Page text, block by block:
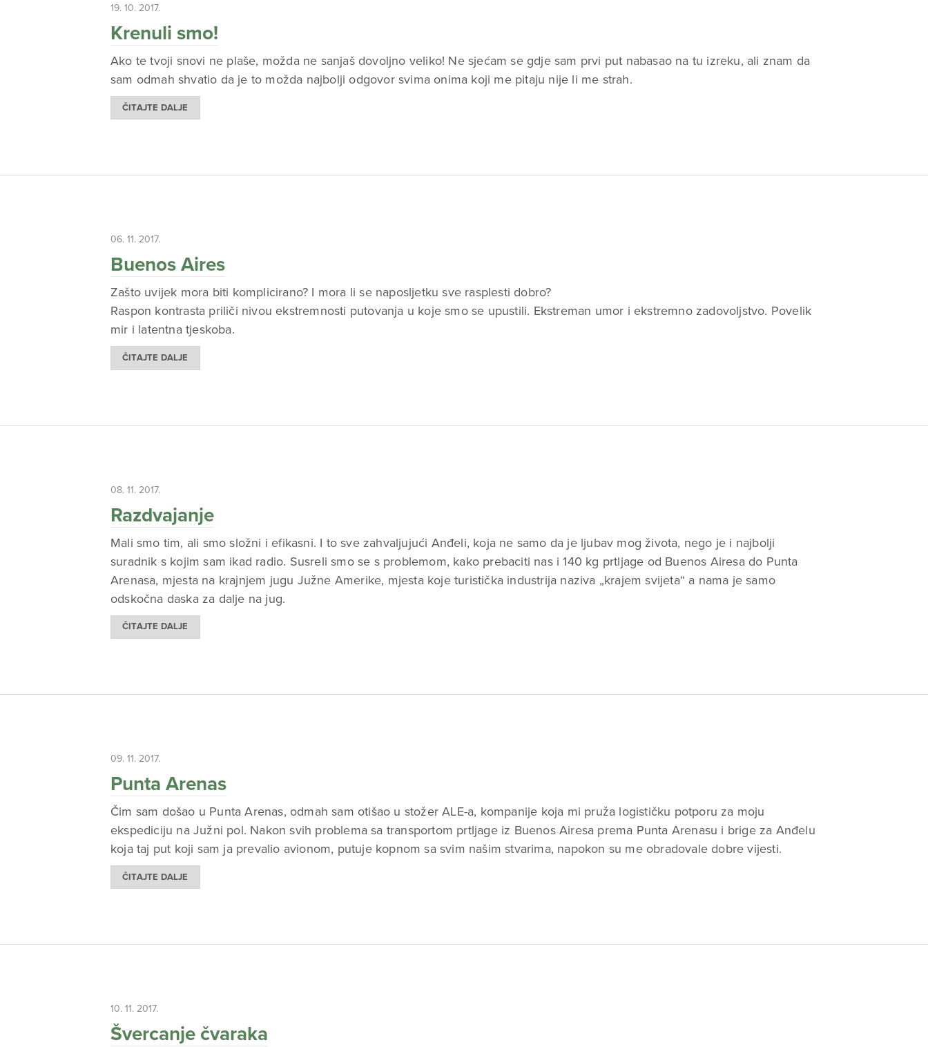
19. 10. 2017.
Krenuli smo!
Ako te tvoji snovi ne plaše, možda ne sanjaš dovoljno veliko! Ne sjećam se gdje sam prvi put nabasao na tu izreku, ali znam da
sam odmah shvatio da je to možda najbolji odgovor svima onima koji me pitaju nije li me strah.
ČITAJTE DALJE
06. 11. 2017.
Buenos Aires
Zašto uvijek mora biti komplicirano? I mora li se naposljetku sve rasplesti dobro?
Raspon kontrasta priliči nivou ekstremnosti putovanja u koje smo se upustili. Ekstreman umor i ekstremno zadovoljstvo. Povelik
mir i latentna tjeskoba.
ČITAJTE DALJE
08. 11. 2017.
Razdvajanje
Mali smo tim, ali smo složni i efikasni. I to sve zahvaljujući Anđeli, koja ne samo da je ljubav mog života, nego je i najbolji
suradnik s kojim sam ikad radio. Susreli smo se s problemom, kako prebaciti nas i 140 kg prtljage od Buenos Airesa do Punta
Arenasa, mjesta na krajnjem jugu Južne Amerike, mjesta koje turistička industrija naziva „krajem svijeta“ a nama je samo
odskočna daska za dalje na jug.
ČITAJTE DALJE
09. 11. 2017.
Punta Arenas
Čim sam došao u Punta Arenas, odmah sam otišao u stožer ALE-a, kompanije koja mi pruža logističku potporu za moju
ekspediciju na Južni pol. Nakon svih problema sa transportom prtljage iz Buenos Airesa prema Punta Arenasu i brige za Anđelu
koja taj put koji sam ja prevalio avionom, putuje kopnom sa svim našim stvarima, napokon su me obradovale dobre vijesti.
ČITAJTE DALJE
10. 11. 2017.
Švercanje čvaraka